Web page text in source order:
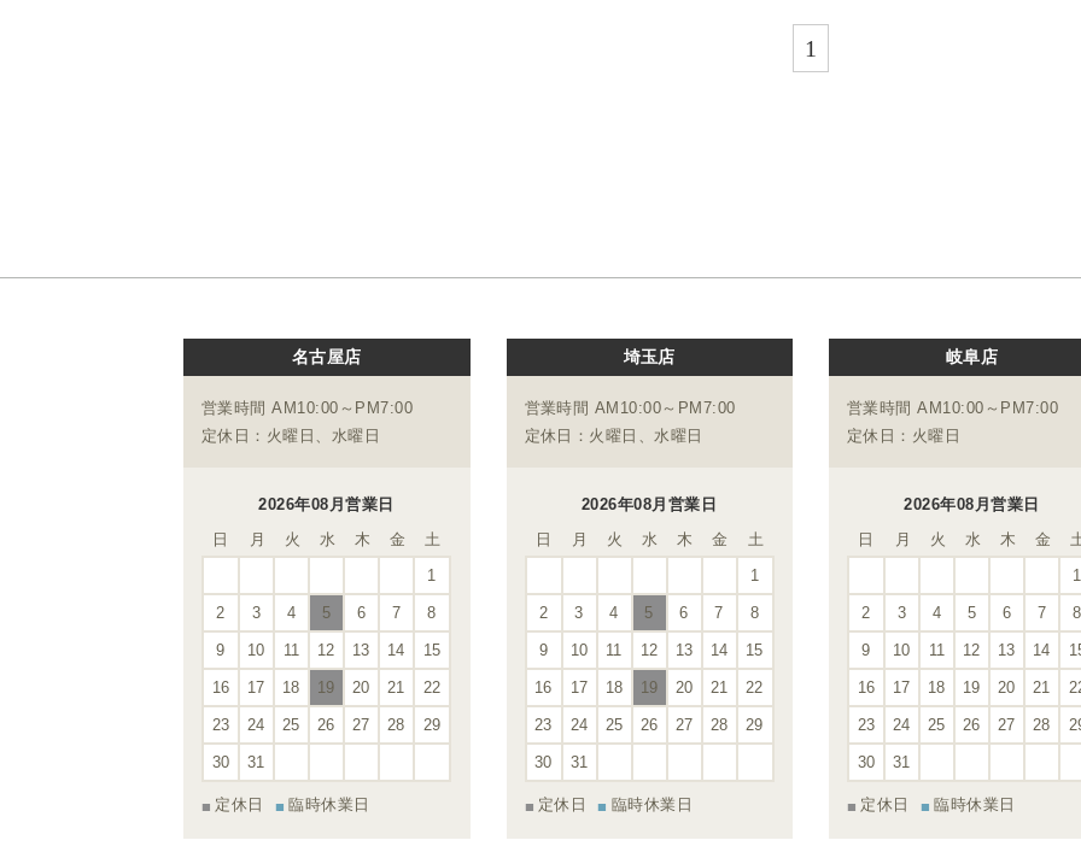
1
名古屋店
営業時間 AM10:00～PM7:00
定休日：火曜日、水曜日
2026年08月営業日
日
月 火 水 木 金
土
1
2 3 4 5 6 7 8
9 10 11 12 13 14 15
16 17 18 19 20 21 22
23 24 25 26 27 28 29
30 31
定休日 臨時休業日
埼玉店
営業時間 AM10:00～PM7:00
定休日：火曜日、水曜日
2026年08月営業日
日
月 火 水 木 金
土
1
2 3 4 5 6 7 8
9 10 11 12 13 14 15
16 17 18 19 20 21 22
23 24 25 26 27 28 29
30 31
定休日 臨時休業日
岐阜店
営業時間 AM10:00～PM7:00
定休日：火曜日
2026年08月営業日
日
月 火 水 木 金
1
2 3 4 5 6 7 8
9 10 11 12 13 14
16 17 18 19 20 21
23 24 25 26 27 28
30 31
定休日 臨時休業日